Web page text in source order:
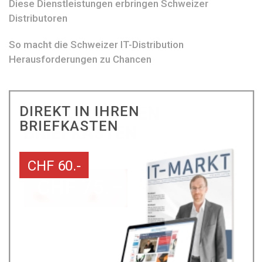
Diese Dienstleistungen erbringen Schweizer
Distributoren
So macht die Schweizer IT-Distribution
Herausforderungen zu Chancen
DIREKT IN IHREN
BRIEFKASTEN
CHF 60.-